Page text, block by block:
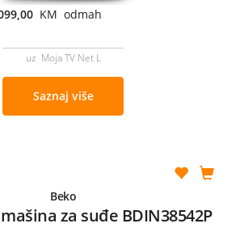
KM odmah
uz Moja TV Net L
Saznaj više
Beko
za suđe BDIN38542P